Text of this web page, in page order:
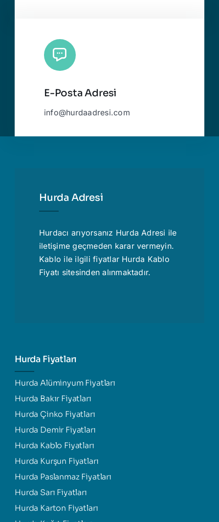
E-Posta Adresi
info@hurdaadresi.com
Hurda Adresi
Hurdacı arıyorsanız Hurda Adresi ile
iletişime geçmeden karar vermeyin.
Kablo ile ilgili fiyatlar Hurda Kablo
Fiyatı sitesinden alınmaktadır.
Hurda Fiyatları
Hurda Alüminyum Fiyatları
Hurda Bakır Fiyatları
Hurda Çinko Fiyatları
Hurda Demir Fiyatları
Hurda Kablo Fiyatları
Hurda Kurşun Fiyatları
Hurda Paslanmaz Fiyatları
Hurda Sarı Fiyatları
Hurda Karton Fiyatları